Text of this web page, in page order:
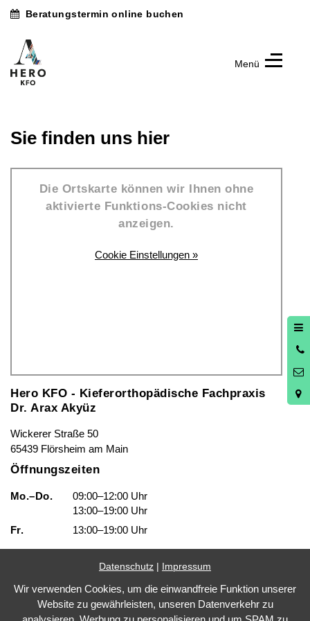
Beratungstermin online buchen
Dr.
Arax
Menü
Sie finden uns hier
Die Ortskarte können wir Ihnen ohne
aktivierte Funktions-Cookies nicht
anzeigen.
Cookie Einstellungen »
Hero KFO - Kieferorthopädische Fachpraxis
Dr. Arax Akyüz
Wickerer Straße 50
65439 Flörsheim am Main
Öffnungszeiten
Mo.–Do.
09:00–12:00 Uhr
13:00–19:00 Uhr
Fr.
13:00–19:00 Uhr
Impressum
Datenschutz
Datenschutz Impressum
Wir verwenden Cookies, um die einwandfreie Funktion unserer
Website zu gewährleisten, unseren Datenverkehr zu